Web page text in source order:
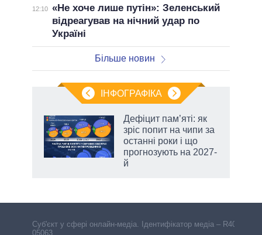
12:10 «Не хоче лише путін»: Зеленський
відреагував на нічний удар по
Україні
Більше новин
ІНФОГРАФІКА
Дефіцит пам’яті: як
зріс попит на чипи за
останні роки і що
прогнозують на 2027-
й
Cуб'єкт у сфері онлайн-медіа. Ідентифікатор медіа – R40-
05063